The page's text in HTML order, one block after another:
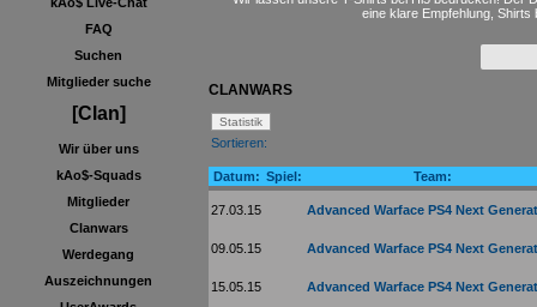
FAQ
Suchen
Mitglieder suche
[Clan]
Wir über uns
kAo$-Squads
Mitglieder
Clanwars
Werdegang
Auszeichnungen
eine klare Empfehlung,
CLANWARS
Sortieren:
Datum: Spiel: Team:
27.03.15 Advanced Warface PS4 Next
09.05.15 Advanced Warface PS4 Next
15.05.15 Advanced Warface PS4 Next